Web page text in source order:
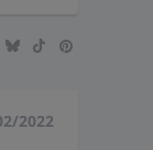
2022